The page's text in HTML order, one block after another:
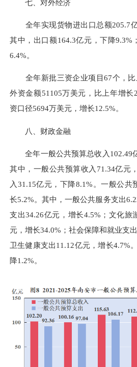
七、对外经济
全年实现货物进出口总额205.7亿
其中，出口额164.3亿元，下降9.3%
6.4%。
全年新批三资企业项目67个，比
外资金额51105万美元，比上年增长
资口径5694万美元，增长12.5%。
八、财政金融
全年一般公共预算总收入102.49亿
其中，一般公共预算收入71.34亿元
入31.15亿元，下降8.1%。一般公共
长5.2%。其中，一般公共服务支出
支出34.26亿元，增长4.5%；文化旅
元，增长34.0%；社会保障和就业支
卫生健康支出11.12亿元，增长4.7%
降1.2%。